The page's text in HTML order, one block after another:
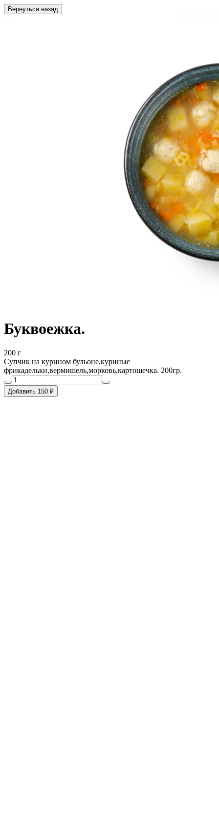
Вернуться назад
Буквоежка.
200 г
Супчик на курином бульоне,куриные
фрикадельки,вермишель,морковь,картошечка. 200гр.
Добавить 150 ₽